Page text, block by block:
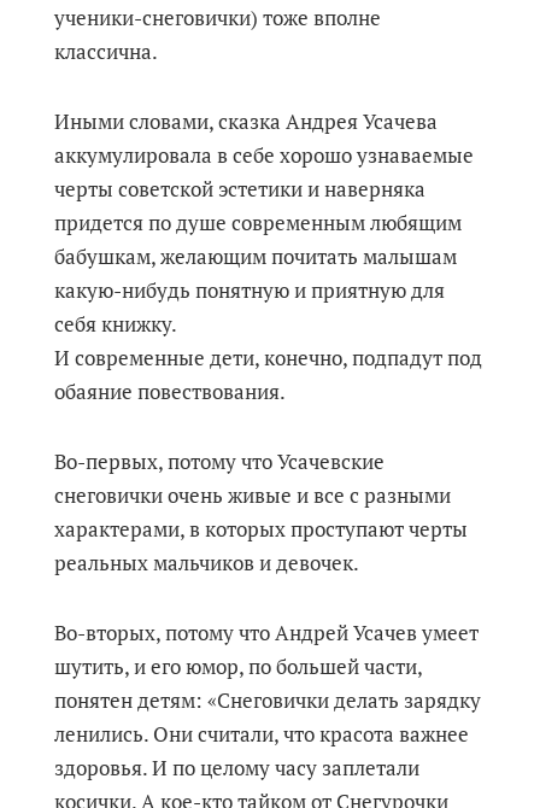
ученики-снеговички) тоже вполне
классична.
Иными словами, сказка Андрея Усачева
аккумулировала в себе хорошо узнаваемые
черты советской эстетики и наверняка
придется по душе современным любящим
бабушкам, желающим почитать малышам
какую-нибудь понятную и приятную для
себя книжку.
И современные дети, конечно, подпадут под
обаяние повествования.
Во-первых, потому что Усачевские
снеговички очень живые и все с разными
характерами, в которых проступают черты
реальных мальчиков и девочек.
Во-вторых, потому что Андрей Усачев умеет
шутить, и его юмор, по большей части,
понятен детям: «Снеговички делать зарядку
ленились. Они считали, что красота важнее
здоровья. И по целому часу заплетали
косички. А кое-кто тайком от Снегурочки